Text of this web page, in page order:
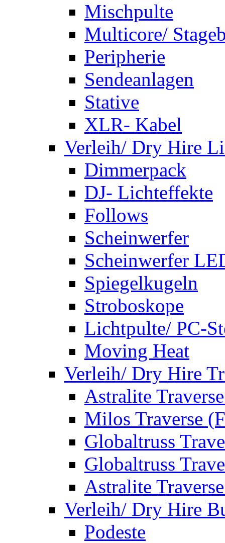
Mischpulte
Multicore/
Peripherie
Sendeanlagen
Stative
XLR- Kabel
Verleih/ Dry Hire
Dimmerpack
DJ- Lichteffekte
Follows
Scheinwerfer
Scheinwerfer
Spiegelkugeln
Stroboskope
Lichtpulte/ PC-
Moving Heat
Verleih/ Dry Hire
Astralite
Milos Traverse
Globaltruss
Globaltruss
Astralite
Verleih/ Dry Hire
Podeste